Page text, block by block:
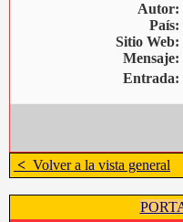
Autor:
País:
Sitio Web:
Mensaje:
Entrada:
< Volver a la vista general